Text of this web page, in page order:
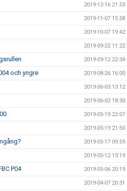
2019-12-16 21:53
2019-11-07 15:58
2019-10-07 19:42
2019-09-22 11:22
2019-09-12 22:34
och yngre 2019-08-26 16:00
2019-06-03 13:12
2019-06-02 18:30
2019-05-19 22:07
2019-05-19 21:50
2019-05-17 09:59
2019-05-12 13:19
P04 2019-05-06 20:19
2019-04-07 20:31